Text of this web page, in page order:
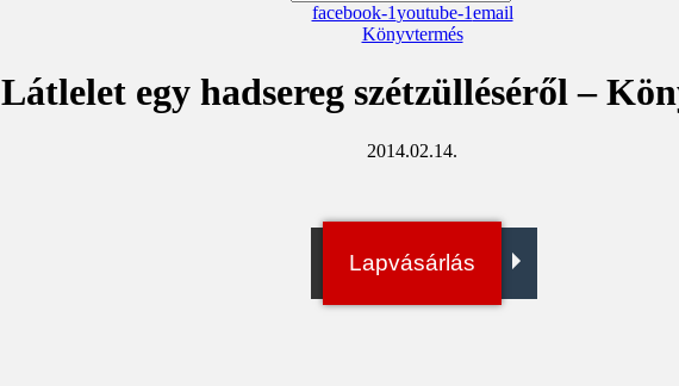
facebook-1youtube-1email
Könyvtermés
Látlelet egy hadsereg szétzülléséről –
2014.02.14.
Digitális példány
Lapvásárlás